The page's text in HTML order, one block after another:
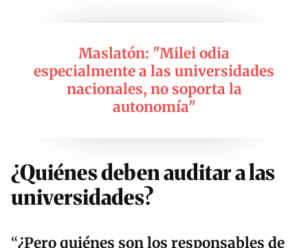
Maslatón: "Milei odia
especialmente a las universidades
nacionales, no soporta la
autonomía"
¿Quiénes deben auditar a las
universidades?
“¿Pero quiénes son los responsables de